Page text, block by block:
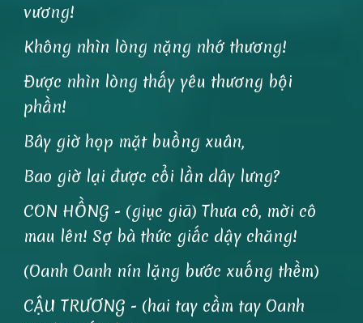
vương!
Không nhìn lòng nặng nhớ thương!
Được nhìn lòng thấy yêu thương bội
phần!
Bây giờ họp mặt buồng xuân,
Bao giờ lại được cổi lần dây lưng?
CON HỒNG - (giục giã) Thưa cô, mời cô
mau lên! Sợ bà thức giấc dậy chăng!
(Oanh Oanh nín lặng bước xuống thềm)
CẬU TRƯƠNG - (hai tay cầm tay Oanh